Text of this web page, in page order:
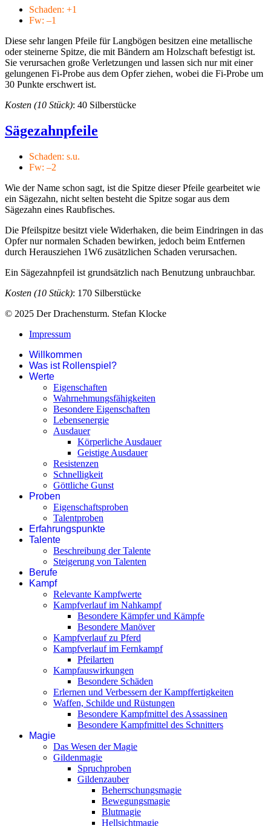
Schaden: +1
Fw: –1
Diese sehr langen Pfeile für Langbögen besitzen eine metallische
oder steinerne Spitze, die mit Bändern am Holzschaft befestigt ist.
Sie verursachen große Verletzungen und lassen sich nur mit einer
gelungenen Fi-Probe aus dem Opfer ziehen, wobei die Fi-Probe um
30 Punkte erschwert ist.
Kosten (10 Stück): 40 Silberstücke
Sägezahnpfeile
Schaden: s.u.
Fw: –2
Wie der Name schon sagt, ist die Spitze dieser Pfeile gearbeitet wie
ein Sägezahn, nicht selten besteht die Spitze sogar aus dem
Sägezahn eines Raubfisches.
Die Pfeilspitze besitzt viele Widerhaken, die beim Eindringen in das
Opfer nur normalen Schaden bewirken, jedoch beim Entfernen
durch Herausziehen 1W6 zusätzlichen Schaden verursachen.
Ein Sägezahnpfeil ist grundsätzlich nach Benutzung unbrauchbar.
Kosten (10 Stück): 170 Silberstücke
© 2025 Der Drachensturm. Stefan Klocke
Impressum
Willkommen
Was ist Rollenspiel?
Werte
Eigenschaften
Wahrnehmungsfähigkeiten
Besondere Eigenschaften
Lebensenergie
Ausdauer
Körperliche Ausdauer
Geistige Ausdauer
Resistenzen
Schnelligkeit
Göttliche Gunst
Proben
Eigenschaftsproben
Talentproben
Erfahrungspunkte
Talente
Beschreibung der Talente
Steigerung von Talenten
Berufe
Kampf
Relevante Kampfwerte
Kampfverlauf im Nahkampf
Besondere Kämpfer und Kämpfe
Besondere Manöver
Kampfverlauf zu Pferd
Kampfverlauf im Fernkampf
Pfeilarten
Kampfauswirkungen
Besondere Schäden
Erlernen und Verbessern der Kampffertigkeiten
Waffen, Schilde und Rüstungen
Besondere Kampfmittel des Assassinen
Besondere Kampfmittel des Schnitters
Magie
Das Wesen der Magie
Gildenmagie
Spruchproben
Gildenzauber
Beherrschungsmagie
Bewegungsmagie
Blutmagie
Hellsichtmagie